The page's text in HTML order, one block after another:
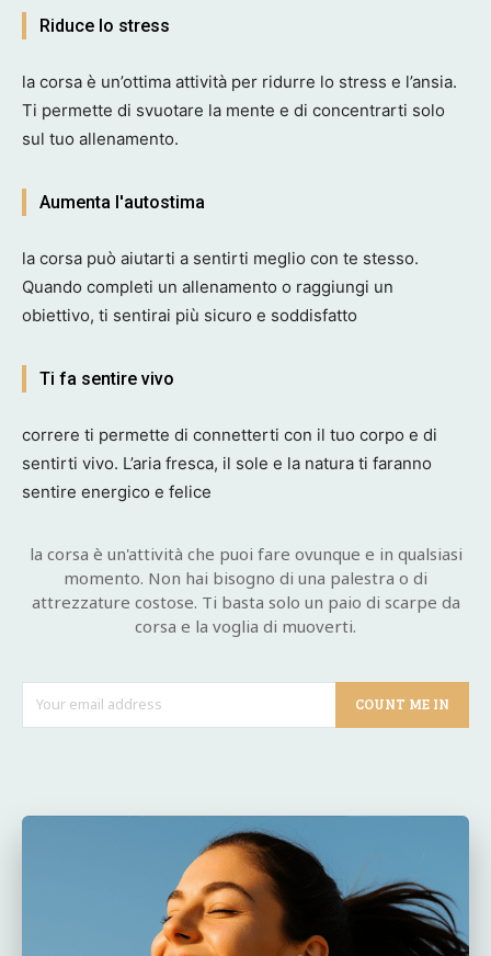
Riduce lo stress
la corsa è un’ottima attività per ridurre lo stress e l’ansia.
Ti permette di svuotare la mente e di concentrarti solo
sul tuo allenamento.
Aumenta l'autostima
la corsa può aiutarti a sentirti meglio con te stesso.
Quando completi un allenamento o raggiungi un
obiettivo, ti sentirai più sicuro e soddisfatto
Ti fa sentire vivo
correre ti permette di connetterti con il tuo corpo e di
sentirti vivo. L’aria fresca, il sole e la natura ti faranno
sentire energico e felice
la corsa è un'attività che puoi fare ovunque e in qualsiasi
momento. Non hai bisogno di una palestra o di
attrezzature costose. Ti basta solo un paio di scarpe da
corsa e la voglia di muoverti.
COUNT ME IN